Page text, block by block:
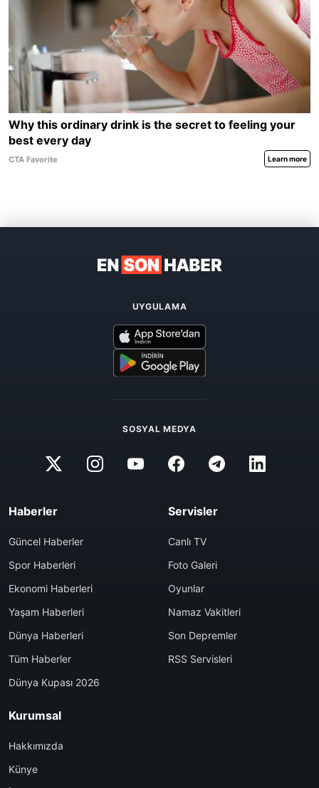
UYGULAMA
SOSYAL MEDYA
Haberler
Güncel Haberler
Spor Haberleri
Ekonomi Haberleri
Yaşam Haberleri
Dünya Haberleri
Tüm Haberler
Dünya Kupası 2026
Servisler
Canlı TV
Foto Galeri
Oyunlar
Namaz Vakitleri
Son Depremler
RSS Servisleri
Kurumsal
Hakkımızda
Künye